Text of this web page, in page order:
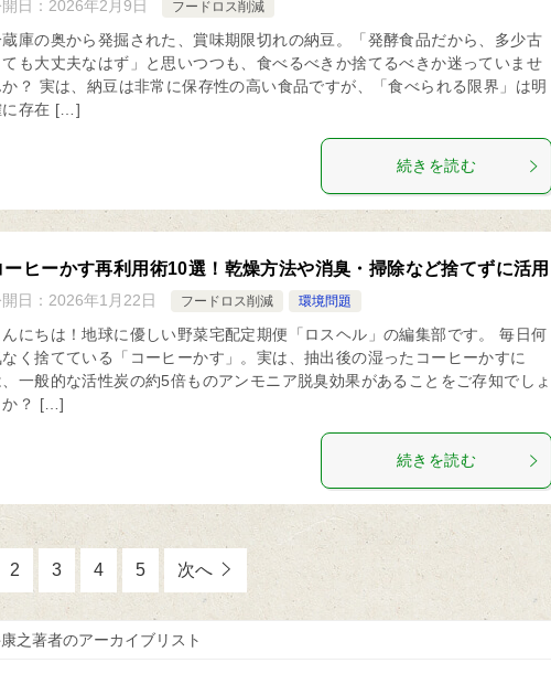
日： 2026年2月9日 フードロス削減
庫の奥から発掘された、賞味期限切れの納豆。「発酵食品だから、多少古
ても大丈夫なはず」と思いつつも、食べるべきか捨てるべきか迷っていませ
か？ 実は、納豆は非常に保存性の高い食品ですが、「食べられる限界」は明
に存在 […]
続きを読む
ーヒーかす再利用術10選！乾燥方法や消臭・掃除など捨てずに活用
日： 2026年1月22日 フードロス削減 環境問題
んにちは！地球に優しい野菜宅配定期便「ロスヘル」の編集部です。 毎日何
く捨てている「コーヒーかす」。実は、抽出後の湿ったコーヒーかすに
、一般的な活性炭の約5倍ものアンモニア脱臭効果があることをご存知でしょ
か？ […]
続きを読む
2 3 4 5 次へ
之著者のアーカイブリスト